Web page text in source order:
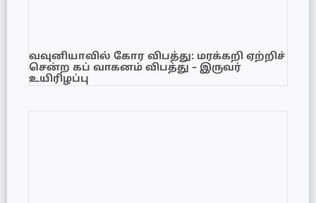
வவுனியாவில் கோர விபத்து: மரக்கறி ஏற்றிச்
சென்ற கப் வாகனம் விபத்து – இருவர்
உயிரிழப்பு